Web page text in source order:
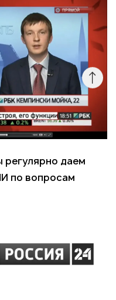
даем
по вопросам